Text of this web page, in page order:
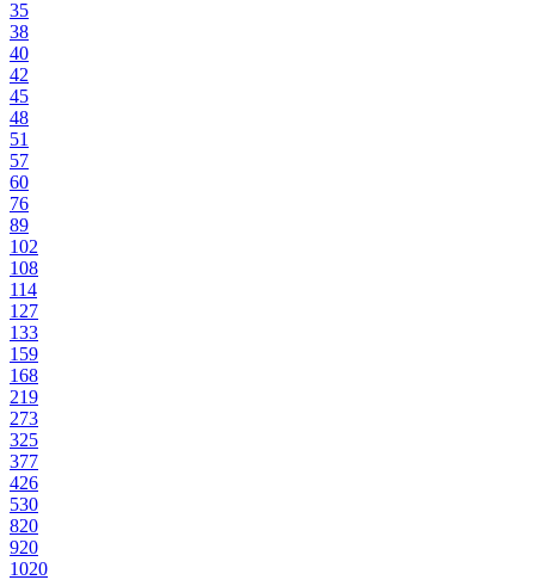
35
38
40
42
45
48
51
57
60
76
89
102
108
114
127
133
159
168
219
273
325
377
426
530
820
920
1020